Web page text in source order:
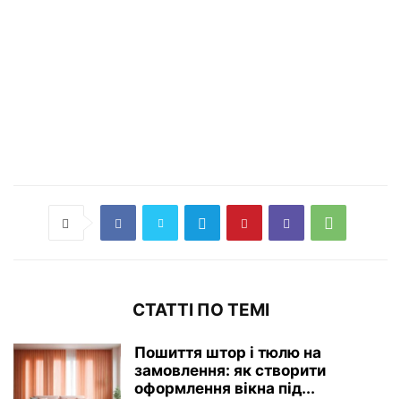
СТАТТІ ПО ТЕМІ
Пошиття штор і тюлю на
замовлення: як створити
оформлення вікна під...